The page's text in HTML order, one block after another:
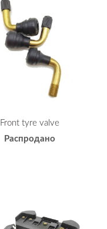
Front tyre valve
Распродано